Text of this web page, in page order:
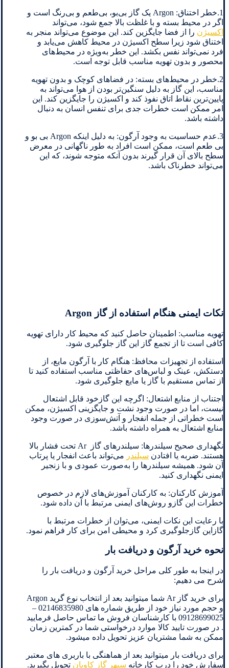
1.خطر اختناق: Argon یک گاز بی‌بو، بی‌طعم و بی‌رنگ است و
اگر در محیط بسته و با غلظت بالا جمع شود، می‌تواند
اکسیژن را از فضا جایگزین کند. این موضوع می‌تواند منجر به
اختناق شود زیرا سطح اکسیژن در محیط کاهش می‌یابد و
فرد نمی‌تواند نفس بکشد. این خطر به‌ویژه در محیط‌های
محصور و بدون تهویه مناسب قابل توجه است.
2.خطر در محیط‌های بسته: در فضاهای کوچک و بدون تهویه
مناسب، این گاز به دلیل سنگین‌تر بودن از هوا می‌تواند به
پایین‌ترین نقاط اتاق نفوذ کند و اکسیژن را جایگزین کند. این
امر ممکن است خطرات جدی برای تنفس انسان به دنبال
داشته باشد.
3.عدم حساسیت به وجود آرگون: به دلیل اینکه Argon بی‌ بو و
بی ‌طعم است، ممکن است افراد به‌ طور ناگهانی در معرض
سطح بالای آن قرار گیرند بدون آنکه متوجه شوند، که این
می‌تواند خطرناک باشد.
نکات ایمنی هنگام استفاده از گاز Argon
تهویه مناسب: اطمینان حاصل کنید که محیط کار دارای تهویه
کافی است تا از تجمع گاز این گاز جلوگیری شود.
استفاده از تجهیزات محافظ: هنگام کار با آرگون مایع، از
دستکش، عینک و لباس‌های حفاظتی مناسب استفاده کنید تا
از تماس مستقیم با گاز یا مایع جلوگیری شود.
اجتناب از منابع اشتعال: اگرچه این گازخود قابل اشتعال
نیست، اما در صورت وجود نشت و جایگزینی اکسیژن، ممکن
است خطراتی از جمله انفجار و آتش‌سوزی در صورت وجود
منابع اشتعال به همراه داشته باشد.
نگهداری صحیح سیلندرها: سیلندرهای گاز Ar تحت فشار بالا
هستند. ضربه یا افتادن سیلندر می‌تواند باعث انفجار یا پرتاب
آن شود. همیشه سیلندرها را به‌صورت عمودی و با زنجیر
ایمنی نگهداری کنید.
آموزش کارکنان: به کارکنان آموزش‌های لازم در خصوص
خطرات این گازو روش‌های ایمنی مرتبط با آن داده شود.
با رعایت این نکات ایمنی، می‌توان از خطرات مرتبط با
گازاین گازجلوگیری کرد و محیطی امن برای کار فراهم نمود.
نحوه خرید آرگون و دریافت بار
در اینجا به طور کلی مراحل خرید آرگون و دریافت بار را
شرح می دهیم:
برای خرید گاز Ar شما میتوانید بعد از انتخاب نوع گرید Argon
و حجم مورد نیاز خود از طریق شماره های 02146835980 –
09128699025 با کارشناسان فروش ما تماس حاصل فرمایید
. در صورت تایید کالا موارد درخواستی شما در کمترین زمان
ممکن به شما مشتریان عزیز تحویل داده میشود.
برای دریافت بار میتوانید بعد از هماهنگی با باربری های معتبر
سفارش خود را درب کارخانه سپهر گاز کاویان تحویل بگیرید.